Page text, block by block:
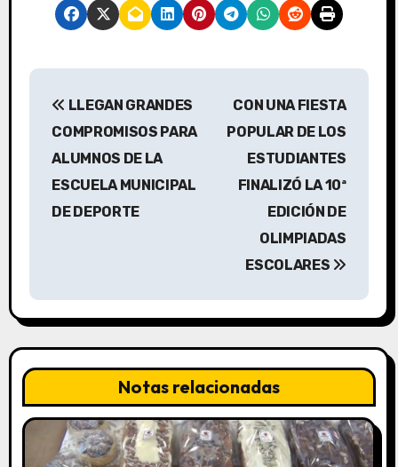
N
c
i
ó
n
LLEGAN GRANDES
COMPROMISOS PARA
ALUMNOS DE LA
ESCUELA MUNICIPAL
DE DEPORTE
CON UNA FIESTA
POPULAR DE LOS
ESTUDIANTES
FINALIZÓ LA 10ª
EDICIÓN DE
OLIMPIADAS
ESCOLARES
Notas relacionadas